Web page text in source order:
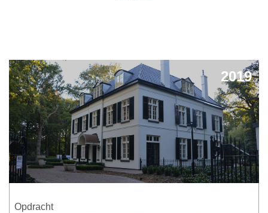
Herbestemming & transformatie
Verduurzaming & modernisering
Overige werkzaamheden
2019
Opdracht